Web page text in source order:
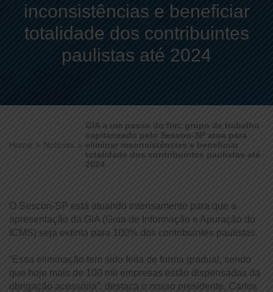
inconsistências e beneficiar
totalidade dos contribuintes
paulistas até 2024
Home Notícias
GIA a um passo do fim: grupo de trabalho
capitaneado pelo Sescon-SP atua para
eliminar inconsistências e beneficiar
totalidade dos contribuintes paulistas até
2024
O Sescon-SP está atuando intensamente para que a
apresentação da GIA (Guia de Informação e Apuração do
ICMS) seja extinta para 100% dos contribuintes paulistas.
“Essa eliminação tem sido feita de forma gradual, sendo
que hoje mais de 100 mil empresas estão dispensadas da
obrigação acessória”, destaca o nosso presidente, Carlos